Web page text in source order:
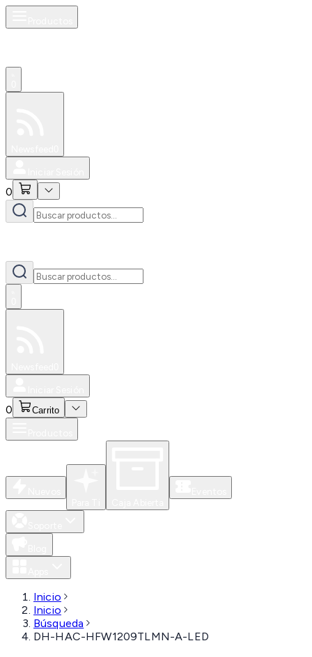
0
0 Carrito
Inicio
Inicio
Búsqueda
DH-HAC-HFW1209TLMN-A-LED